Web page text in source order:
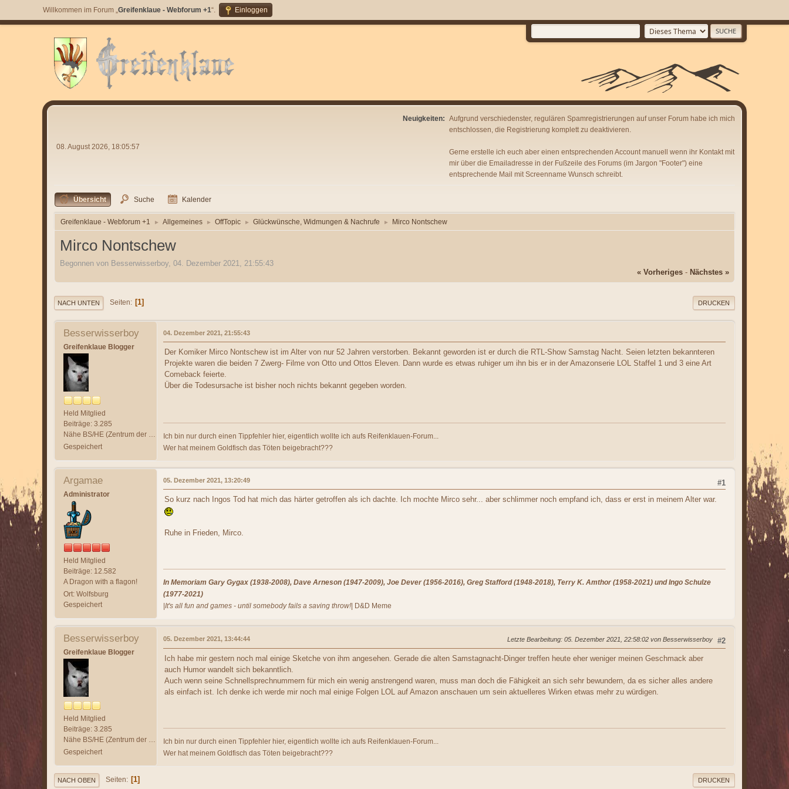
Willkommen im Forum „Greifenklaue - Webforum +1“. Einloggen
08. August 2026, 18:05:57
Neuigkeiten: Aufgrund verschiedenster, regulären Spamregistrierungen auf unser Forum habe ich mich
entschlossen, die Registrierung komplett zu deaktivieren.
Gerne erstelle ich euch aber einen entsprechenden Account manuell wenn ihr Kontakt mit
mir über die Emailadresse in der Fußzeile des Forums (im Jargon "Footer") eine
entsprechende Mail mit Screenname Wunsch schreibt.
Übersicht Suche Kalender
Greifenklaue - Webforum +1 ► Allgemeines ► OffTopic ► Glückwünsche, Widmungen & Nachrufe ► Mirco Nontschew
Mirco Nontschew
Begonnen von Besserwisserboy, 04. Dezember 2021, 21:55:43
« Vorheriges - Nächstes »
DRUCKEN
NACH UNTEN Seiten 1
Besserwisserboy
Greifenklaue Blogger
Held Mitglied
Beiträge: 3.285
Gespeichert
04. Dezember 2021, 21:55:43
Der Komiker Mirco Nontschew ist im Alter von nur 52 Jahren verstorben. Bekannt geworden ist er durch die RTL-Show Samstag Nacht. Seien letzten bekannteren
Projekte waren die beiden 7 Zwerg- Filme von Otto und Ottos Eleven. Dann wurde es etwas ruhiger um ihn bis er in der Amazonserie LOL Staffel 1 und 3 eine Art
Comeback feierte.
Über die Todesursache ist bisher noch nichts bekannt gegeben worden.
Ich bin nur durch einen Tippfehler hier, eigentlich wollte ich aufs Reifenklauen-Forum...
Wer hat meinem Goldfisch das Töten beigebracht???
Argamae
Administrator
Held Mitglied
Beiträge: 12.582
A Dragon with a flagon!
Ort: Wolfsburg
Gespeichert
#1
05. Dezember 2021, 13:20:49
So kurz nach Ingos Tod hat mich das härter getroffen als ich dachte. Ich mochte Mirco sehr... aber schlimmer noch empfand ich, dass er erst in meinem Alter war.
Ruhe in Frieden, Mirco.
In Memoriam Gary Gygax (1938-2008), Dave Arneson (1947-2009), Joe Dever (1956-2016), Greg Stafford (1948-2018), Terry K. Amthor (1958-2021) und Ingo Schulze
(1977-2021)
|It's all fun and games - until somebody fails a saving throw!| D&D Meme
Besserwisserboy
Greifenklaue Blogger
Held Mitglied
Beiträge: 3.285
Gespeichert
#2
05. Dezember 2021, 13:44:44 Letzte Bearbeitung: 05. Dezember 2021, 22:58:02 von Besserwisserboy
Ich habe mir gestern noch mal einige Sketche von ihm angesehen. Gerade die alten Samstagnacht-Dinger treffen heute eher weniger meinen Geschmack aber
auch Humor wandelt sich bekanntlich.
Auch wenn seine Schnellsprechnummern für mich ein wenig anstrengend waren, muss man doch die Fähigkeit an sich sehr bewundern, da es sicher alles andere
als einfach ist. Ich denke ich werde mir noch mal einige Folgen LOL auf Amazon anschauen um sein aktuelleres Wirken etwas mehr zu würdigen.
Ich bin nur durch einen Tippfehler hier, eigentlich wollte ich aufs Reifenklauen-Forum...
Wer hat meinem Goldfisch das Töten beigebracht???
DRUCKEN
NACH OBEN Seiten 1